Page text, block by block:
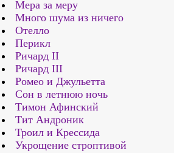
Мера за меру
Много шума из ничего
Отелло
Перикл
Ричард II
Ричард III
Ромео и Джульетта
Сон в летнюю ночь
Тимон Афинский
Тит Андроник
Троил и Крессида
Укрощение строптивой